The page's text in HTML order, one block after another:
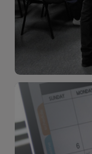
Biblioteka
Zakładka ta